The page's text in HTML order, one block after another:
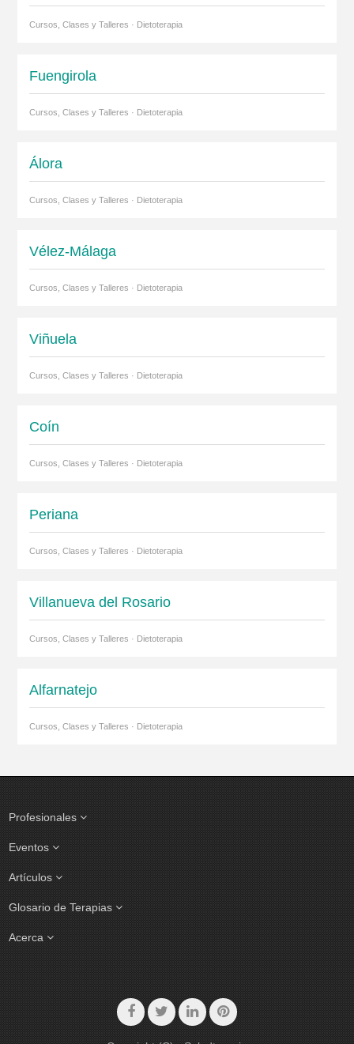
Cursos, Clases y Talleres · Dietoterapia
Fuengirola
Cursos, Clases y Talleres · Dietoterapia
Álora
Cursos, Clases y Talleres · Dietoterapia
Vélez-Málaga
Cursos, Clases y Talleres · Dietoterapia
Viñuela
Cursos, Clases y Talleres · Dietoterapia
Coín
Cursos, Clases y Talleres · Dietoterapia
Periana
Cursos, Clases y Talleres · Dietoterapia
Villanueva del Rosario
Cursos, Clases y Talleres · Dietoterapia
Alfarnatejo
Cursos, Clases y Talleres · Dietoterapia
Profesionales
Eventos
Artículos
Glosario de Terapias
Acerca